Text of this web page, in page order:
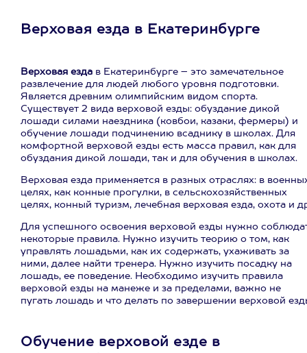
Верховая езда в Екатеринбурге
Верховая езда в Екатеринбурге – это замечательное
развлечение для людей любого уровня подготовки.
Является древним олимпийским видом спорта.
Существует 2 вида верховой езды: обуздание дикой
лошади силами наездника (ковбои, казаки, фермеры) и
обучение лошади подчинению всаднику в школах. Для
комфортной верховой езды есть масса правил, как для
обуздания дикой лошади, так и для обучения в школах.
Верховая езда применяется в разных отраслях: в
целях, как конные прогулки, в сельскохозяйственных
целях, конный туризм, лечебная верховая езда, охота и
Для успешного освоения верховой езды нужно
некоторые правила. Нужно изучить теорию о том, как
управлять лошадьми, как их содержать, ухаживать за
ними, далее найти тренера. Нужно изучить посадку на
лошадь, ее поведение. Необходимо изучить правила
верховой езды на манеже и за пределами, важно не
пугать лошадь и что делать по завершении верховой
Обучение верховой езде в